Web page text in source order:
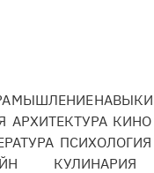
МЫШЛЕНИЕНАВЫКИ
АРХИТЕКТУРА КИНО
ПСИХОЛОГИЯ
КУЛИНАРИЯ